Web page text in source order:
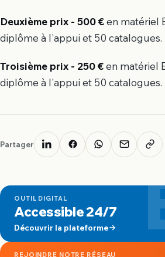
Deuxième prix - 500 €en matériel
diplôme à l'appui et 50 catalogues.
Troisième prix - 250 €en matériel
diplôme à l'appui et 50 catalogues.
Partager
OUTIL DIGITAL
Accessible 24/7
Découvrir la plateforme
REJOINDRE NOTRE RÉSEAU